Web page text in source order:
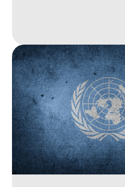
„Was wir sahen, war
Lola Castro,
nach einem Besuch von
Regionaldirektoren in der
Cabo Delgado. Frauen,